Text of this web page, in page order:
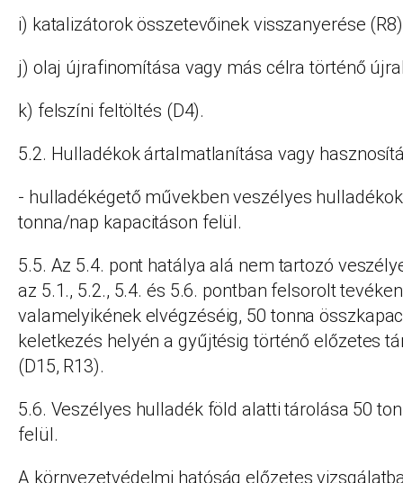
i) katalizátorok összetevőinek visszanyerése
j) olaj újrafinomítása vagy más célra történő
k) felszíni feltöltés (D4).
5.2. Hulladékok ártalmatlanítása vagy
- hulladékégető művekben veszélyes
tonna/nap kapacitáson felül.
5.5. Az 5.4. pont hatálya alá nem tartozó
az 5.1., 5.2., 5.4. és 5.6. pontban felsorolt
valamelyikének elvégzéséig, 50 tonna
keletkezés helyén a gyűjtésig történő előzetes
(D15, R13).
5.6. Veszélyes hulladék föld alatti tárolása 50
felül.
A környezetvédelmi hatóság előzetes